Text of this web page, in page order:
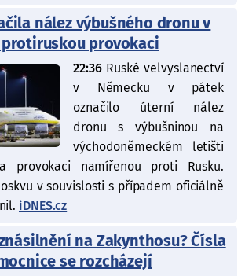
nález výbušného dronu v
protiruskou provokaci
22:36Ruské velvyslanectví
v Německu v pátek
označilo úterní nález
dronu s výbušninou na
východoněmeckém letišti
provokaci namířenou proti Rusku.
v souvislosti s případem oficiálně
iDNES.cz
na Zakynthosu? Čísla
se rozcházejí